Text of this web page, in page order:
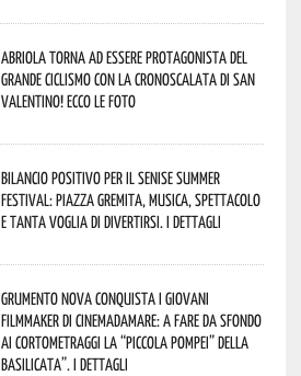
Abriola torna ad essere protagonista del
grande ciclismo con la Cronoscalata di San
Valentino! Ecco le foto
Bilancio positivo per il Senise Summer
Festival: piazza gremita, musica, spettacolo
e tanta voglia di divertirsi. I dettagli
Grumento Nova conquista i giovani
filmmaker di Cinemadamare: a fare da sfondo
ai cortometraggi la “Piccola Pompei” della
Basilicata”. I dettagli